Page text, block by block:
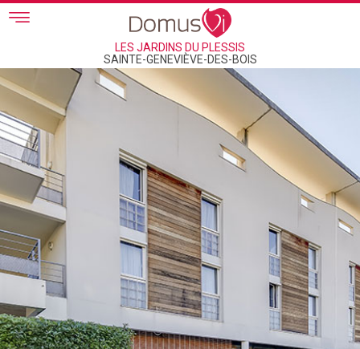
Skip to main content
LES JARDINS DU PLESSIS
SAINTE-GENEVIÈVE-DES-BOIS